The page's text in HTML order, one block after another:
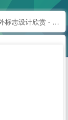
LOGO设计欣赏_国外标志设计欣赏 - LOGO圈